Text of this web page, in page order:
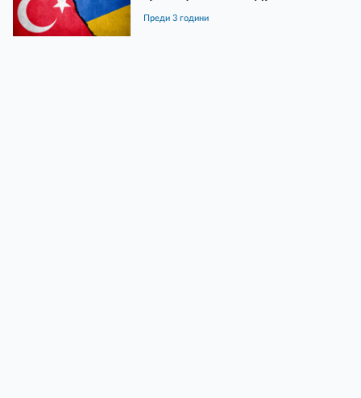
преди 3 години